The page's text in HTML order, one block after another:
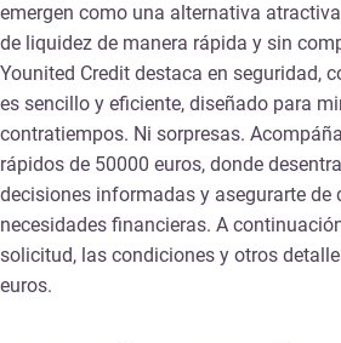
emergen como una alternativa
de liquidez de manera rápida y sin
Younited Credit destaca en seguridad,
es sencillo y eficiente, diseñado para
contratiempos. Ni sorpresas.
rápidos de 50000 euros, donde
decisiones informadas y asegurarte
necesidades financieras. A
solicitud, las condiciones y otros
euros.